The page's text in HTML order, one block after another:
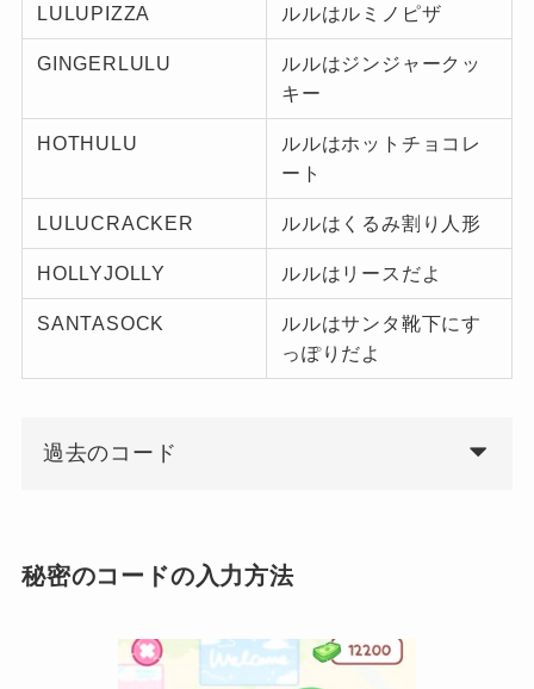
LULUPIZZA ルルはルミノピザ
GINGERLULU
ルルはジンジャークッ
キー
HOTHULU
ルルはホットチョコレ
ート
LULUCRACKER ルルはくるみ割り人形
HOLLYJOLLY ルルはリースだよ
SANTASOCK
ルルはサンタ靴下にす
っぽりだよ
過去のコード
秘密のコードの入力方法